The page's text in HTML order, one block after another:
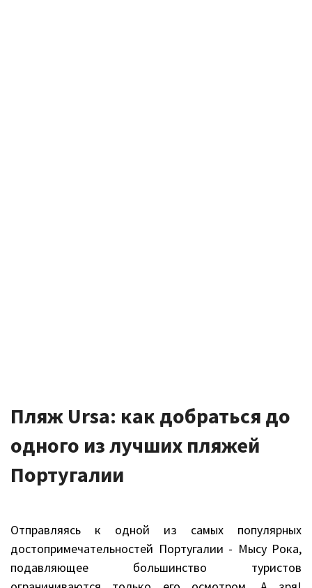
Пляж Ursa: как добраться до
одного из лучших пляжей
Португалии
Отправляясь к одной из самых популярных
достопримечательностей Португалии - Мысу Рока,
подавляющее большинство туристов